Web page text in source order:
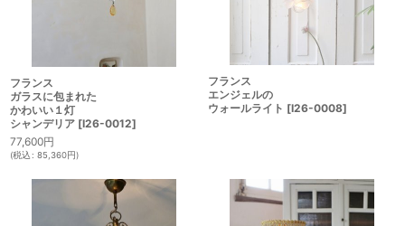
フランス
ガラスに包まれた
かわいい１灯
シャンデリア [I26-0012]
77,600円
(税込: 85,360円)
フランス
エンジェルの
ウォールライト [I26-0008]